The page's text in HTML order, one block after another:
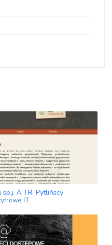
A. I R. Pytlińscy
IT